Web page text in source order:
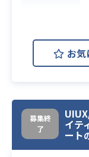
業務内容
必須スキル
お気
募集終
了
イテ
ート